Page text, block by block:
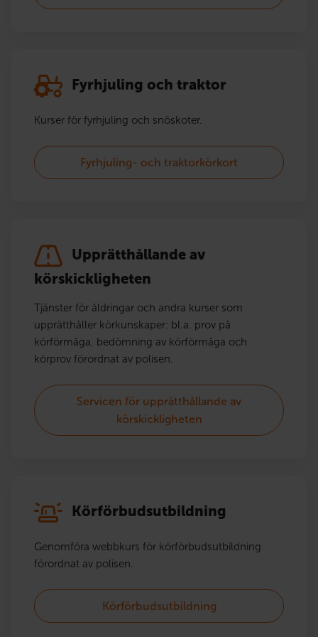
Fyrhjuling och traktor
Kurser för fyrhjuling och snöskoter.
Fyrhjuling- och traktorkörkort
Upprätthållande av
körskickligheten
Tjänster för åldringar och andra kurser som
upprätthåller körkunskaper: bl.a. prov på
körförmåga, bedömning av körförmåga och
körprov förordnat av polisen.
Servicen för upprätthållande av
körskickligheten
Körförbudsutbildning
Genomföra webbkurs för körförbudsutbildning
förordnat av polisen.
Körförbudsutbildning